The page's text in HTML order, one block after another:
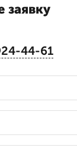
заявку
44-61